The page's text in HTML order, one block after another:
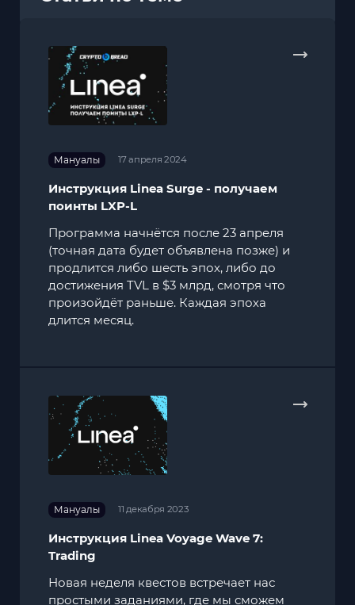
Мануалы 17 апреля 2024
Инструкция Linea Surge - получаем
поинты LXP-L
Программа начнётся после 23 апреля
(точная дата будет объявлена позже) и
продлится либо шесть эпох, либо до
достижения TVL в $3 млрд, смотря что
произойдёт раньше. Каждая эпоха
длится месяц.
Мануалы 11 декабря 2023
Инструкция Linea Voyage Wave 7:
Trading
Новая неделя квестов встречает нас
простыми заданиями, где мы сможем